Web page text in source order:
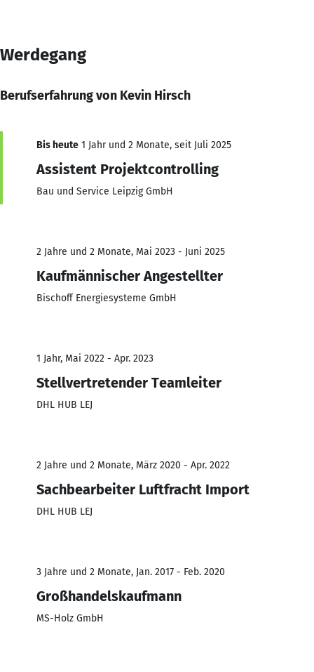
Werdegang
Berufserfahrung von Kevin Hirsch
Bis heute 1 Jahr und 2 Monate, seit Juli 2025
Assistent Projektcontrolling
Bau und Service Leipzig GmbH
2 Jahre und 2 Monate, Mai 2023 - Juni 2025
Kaufmännischer Angestellter
Bischoff Energiesysteme GmbH
1 Jahr, Mai 2022 - Apr. 2023
Stellvertretender Teamleiter
DHL HUB LEJ
2 Jahre und 2 Monate, März 2020 - Apr. 2022
Sachbearbeiter Luftfracht Import
DHL HUB LEJ
3 Jahre und 2 Monate, Jan. 2017 - Feb. 2020
Großhandelskaufmann
MS-Holz GmbH